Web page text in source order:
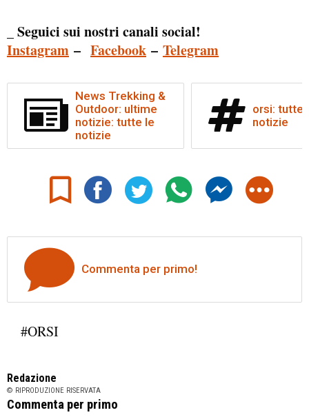
_ Seguici sui nostri canali social!
Instagram – Facebook – Telegram
News Trekking &
Outdoor: ultime
notizie: tutte le
notizie
orsi: tutte
notizie
Commenta per primo!
#ORSI
Redazione
© RIPRODUZIONE RISERVATA
Commenta per primo